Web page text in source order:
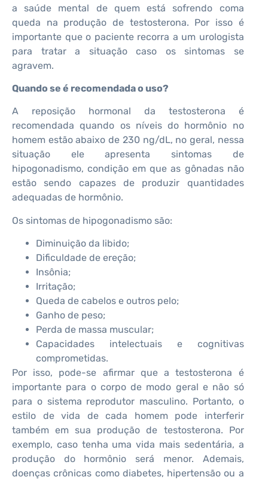
a saúde mental de quem está sofrendo coma
queda na produção de testosterona. Por isso é
importante que o paciente recorra a um urologista
para tratar a situação caso os sintomas se
agravem.
Quando se é recomendada o uso?
A reposição hormonal da testosterona é
recomendada quando os níveis do hormônio no
homem estão abaixo de 230 ng/dL, no geral, nessa
situação ele apresenta sintomas de
hipogonadismo, condição em que as gônadas não
estão sendo capazes de produzir quantidades
adequadas de hormônio.
Os sintomas de hipogonadismo são:
Diminuição da libido;
Dificuldade de ereção;
Insônia;
Irritação;
Queda de cabelos e outros pelo;
Ganho de peso;
Perda de massa muscular;
Capacidades intelectuais e cognitivas
comprometidas.
Por isso, pode-se afirmar que a testosterona é
importante para o corpo de modo geral e não só
para o sistema reprodutor masculino. Portanto, o
estilo de vida de cada homem pode interferir
também em sua produção de testosterona. Por
exemplo, caso tenha uma vida mais sedentária, a
produção do hormônio será menor. Ademais,
doenças crônicas como diabetes, hipertensão ou a